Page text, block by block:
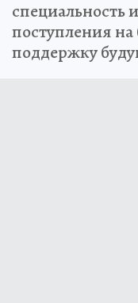
специальность
поступления
поддержку